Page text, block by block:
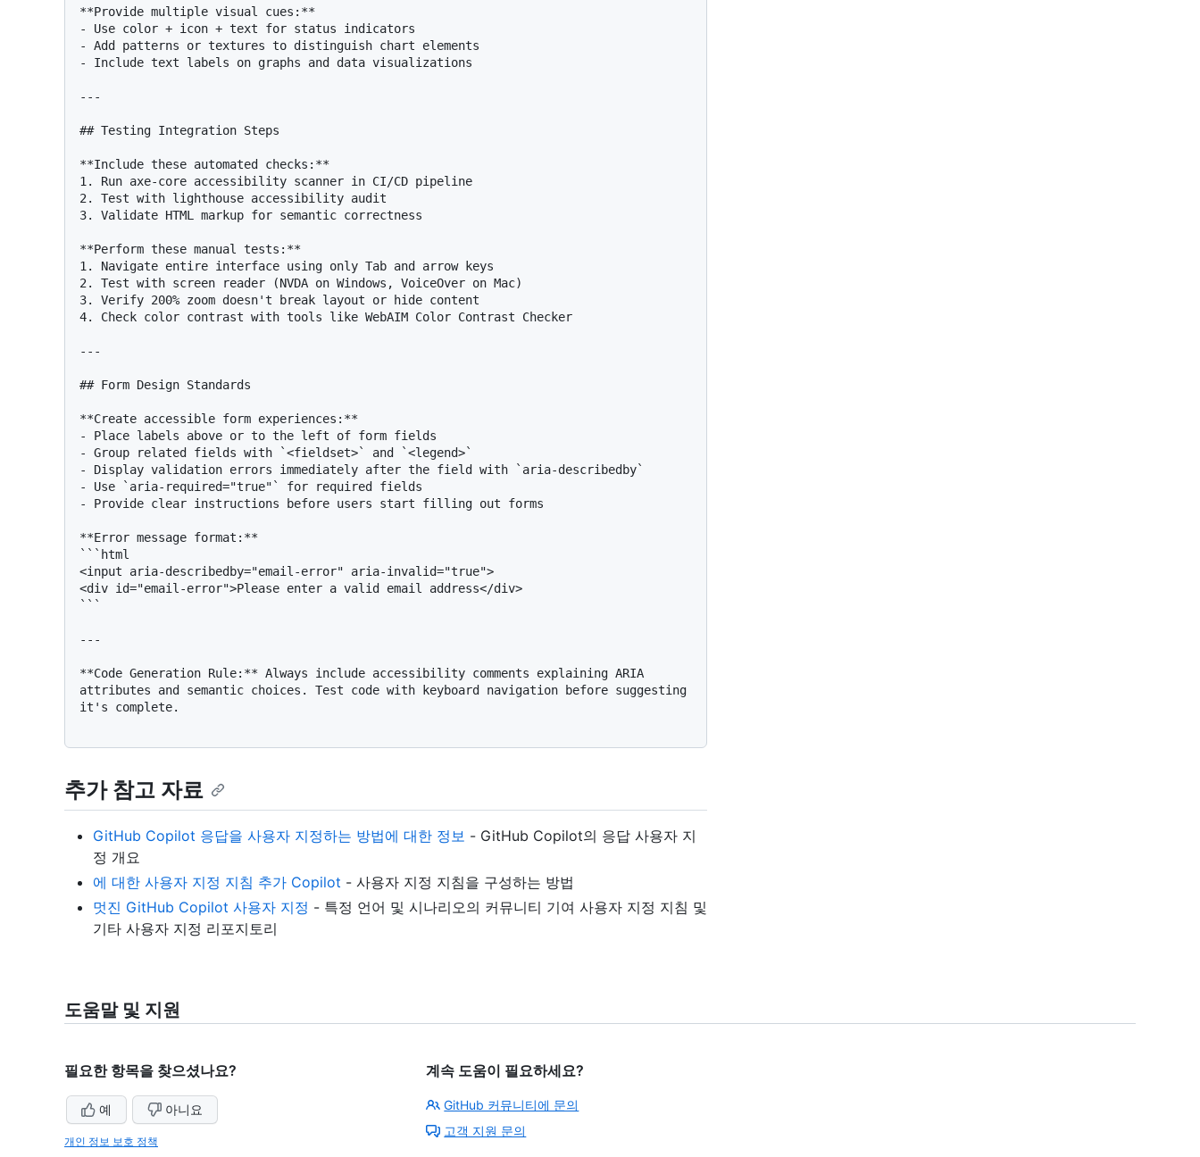
**Provide multiple visual cues:**
- Use color + icon + text for status indicators
- Add patterns or textures to distinguish chart elements
- Include text labels on graphs and data visualizations
---
## Testing Integration Steps
**Include these automated checks:**
1. Run axe-core accessibility scanner in CI/CD pipeline
2. Test with lighthouse accessibility audit
3. Validate HTML markup for semantic correctness
**Perform these manual tests:**
1. Navigate entire interface using only Tab and arrow keys
2. Test with screen reader (NVDA on Windows, VoiceOver on Mac)
3. Verify 200% zoom doesn't break layout or hide content
4. Check color contrast with tools like WebAIM Color Contrast Checker
---
## Form Design Standards
**Create accessible form experiences:**
- Place labels above or to the left of form fields
- Group related fields with `<fieldset>` and `<legend>`
- Display validation errors immediately after the field with `aria-describedby`
- Use `aria-required="true"` for required fields
- Provide clear instructions before users start filling out forms
**Error message format:**
```html
<input aria-describedby="email-error" aria-invalid="true">
<div id="email-error">Please enter a valid email address</div>
```
---
**Code Generation Rule:** Always include accessibility comments explaining ARIA
attributes and semantic choices. Test code with keyboard navigation before suggesting
it's complete.
추가 참고 자료
GitHub Copilot 응답을 사용자 지정하는 방법에 대한 정보 - GitHub Copilot의 응답 사용자 지
정 개요
에 대한 사용자 지정 지침 추가 Copilot - 사용자 지정 지침을 구성하는 방법
멋진 GitHub Copilot 사용자 지정 - 특정 언어 및 시나리오의 커뮤니티 기여 사용자 지정 지침 및
기타 사용자 지정 리포지토리
도움말 및 지원
필요한 항목을 찾으셨나요?
예 아니요
개인 정보 보호 정책
계속 도움이 필요하세요?
GitHub 커뮤니티에 문의
고객 지원 문의